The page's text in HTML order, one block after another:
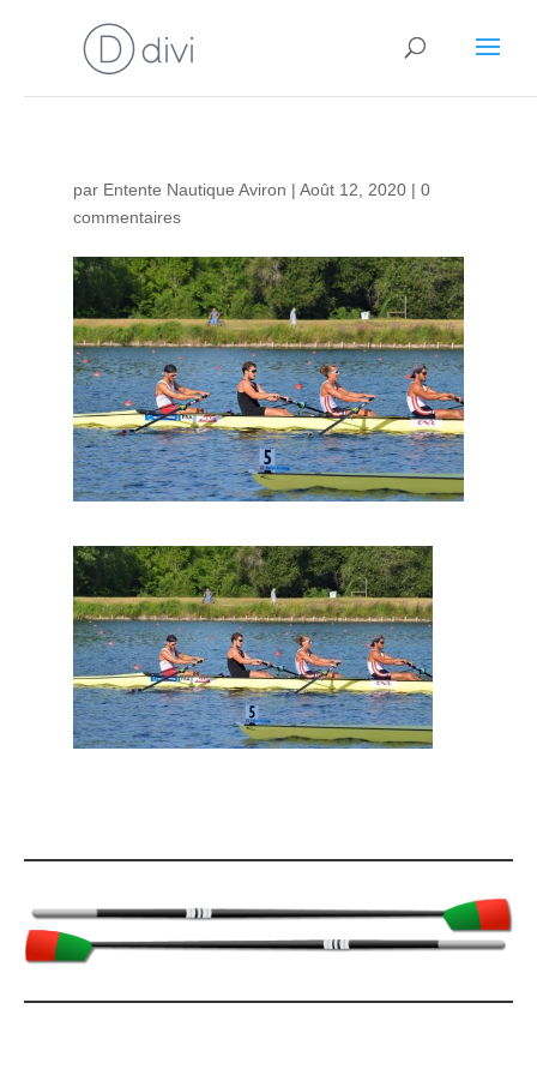
par Entente Nautique Aviron | Août 12, 2020| 0
commentaires